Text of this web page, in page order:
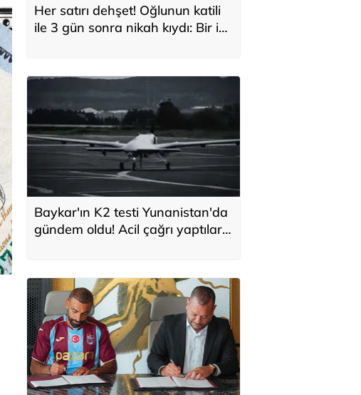
Her satırı dehşet! Oğlunun katili
ile 3 gün sonra nikah kıydı: Bir iki
Baykar'ın K2 testi Yunanistan'da
gündem oldu! Acil çağrı yaptılar...